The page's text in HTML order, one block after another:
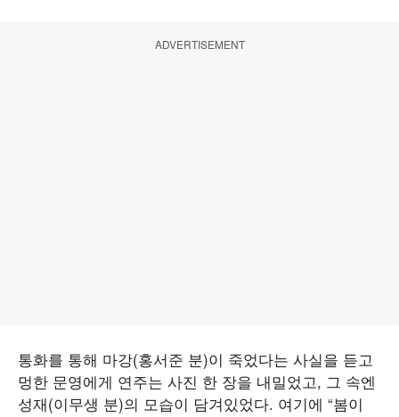
ADVERTISEMENT
통화를 통해 마강(홍서준 분)이 죽었다는 사실을 듣고
멍한 문영에게 연주는 사진 한 장을 내밀었고, 그 속엔
성재(이무생 분)의 모습이 담겨있었다. 여기에 “봄이